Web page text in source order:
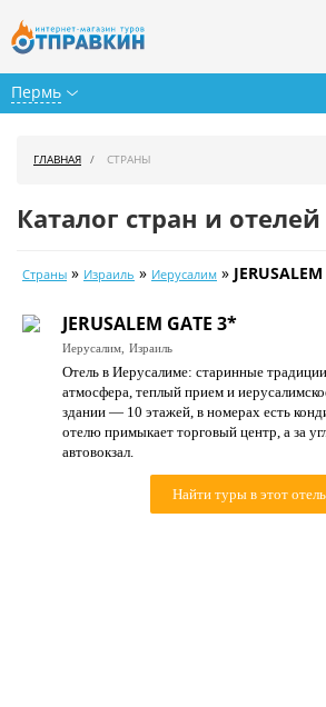
Пермь
Календарь туров
Цены дня
Страны
Как купить
ГЛАВНАЯ СТРАНЫ
Каталог стран и отелей
Страны » Израиль » Иерусалим »
JERUSALEM GATE 3*
Иерусалим, Израиль
Отель в Иерусалиме: старинные
атмосфера, теплый прием и
здании — 10 этажей, в номерах есть
отелю примыкает торговый центр, а за
автовокзал.
Найти туры в этот отель